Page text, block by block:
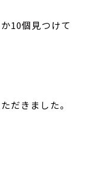
10個見つけて
だきました。